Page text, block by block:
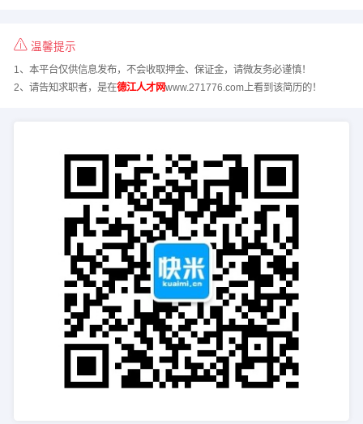
温馨提示
1、本平台仅供信息发布，不会收取押金、保证金，请微友务必谨慎！
2、请告知求职者，是在德江人才网www.271776.com上看到该简历的！